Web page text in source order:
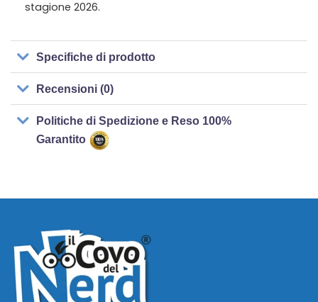
stagione 2026.
Specifiche di prodotto
Recensioni (0)
Politiche di Spedizione e Reso 100%
Garantito